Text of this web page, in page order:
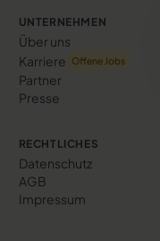
UNTERNEHMEN
Über uns
Karriere
Offene Jobs
Partner
Presse
RECHTLICHES
Datenschutz
AGB
Impressum